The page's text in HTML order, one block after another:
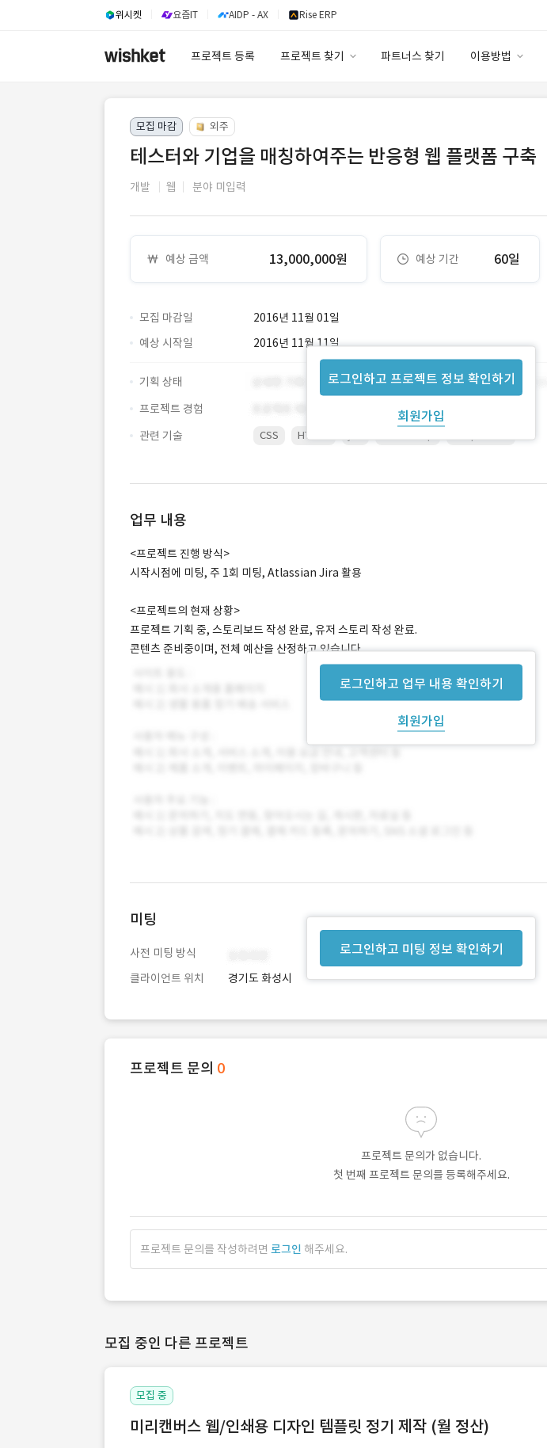
위시켓 요즘IT AIDP - AX Rise ERP
프로젝트 등록 프로젝트 찾기 파트너스 찾기 이용방법
이용요금
고객센터
모집 마감 외주
테스터와 기업을 매칭하여주는 반응형 웹 플랫폼 구축
개발 웹 분야 미입력
예상 금액 13,000,000원 예상 기간 60일
모집 마감일 2016년 11월 01일
로그인하고 프로젝트 정보 확인하기
회원가입
예상 시작일 2016년 11월 11일
기획 상태
프로젝트 경험
관련 기술
CSS HTML5
업무 내용
로그인하고 업무 내용 확인하기
회원가입
<프로젝트 진행 방식>
시작시점에 미팅, 주 1회 미팅, Atlassian Jira 활용
<프로젝트의 현재 상황>
프로젝트 기획 중, 스토리보드 작성 완료, 유저 스토리 작성 완료.
콘텐츠 준비중이며, 전체 예산을 산정하고 있습니다.
로그인하고 미팅 정보 확인하기
미팅
사전 미팅 방식
클라이언트 위치
경기도 화성시
프로젝트 문의 0
프로젝트 문의가 없습니다.
첫 번째 프로젝트 문의를 등록해주세요.
프로젝트 문의를 작성하려면 로그인 해주세요.
모집 중인 다른 프로젝트
모집 중
미리캔버스 웹/인쇄용 디자인 템플릿 정기 제작 (월 정산)